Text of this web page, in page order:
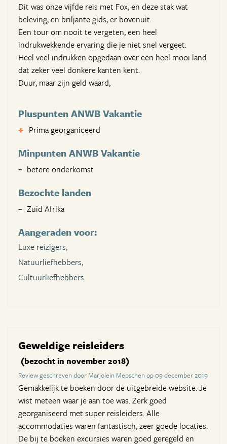
Dit was onze vijfde reis met Fox, en deze stak wat
beleving, en briljante gids, er bovenuit.
Een tour om nooit te vergeten, een heel
indrukwekkende ervaring die je niet snel vergeet.
Heel veel indrukken opgedaan over een heel mooi land
dat zeker veel donkere kanten kent.
Duur, maar zijn geld waard,
Pluspunten ANWB Vakantie
Prima georganiceerd
Minpunten ANWB Vakantie
betere onderkomst
Bezochte landen
Zuid Afrika
Aangeraden voor:
Luxe reizigers,
Natuurliefhebbers,
Cultuurliefhebbers
Geweldige reisleiders
(bezocht in november 2018)
Review geschreven door Marjolein Mepschen op 09 december 2019
Gemakkelijk te boeken door de uitgebreide website. Je
wist meteen waar je aan toe was. Zerk goed
georganiseerd met super reisleiders. Alle
accommodaties waren fantastisch, zeer goede locaties.
De bij te boeken excursies waren goed geregeld en